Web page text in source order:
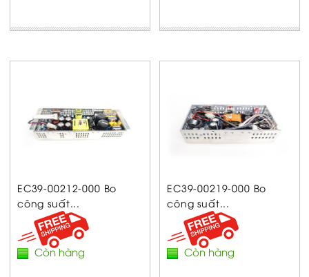
EC39-00212-000 Bo
công suất...
Còn hàng
EC39-00219-000 Bo
công suất...
Còn hàng